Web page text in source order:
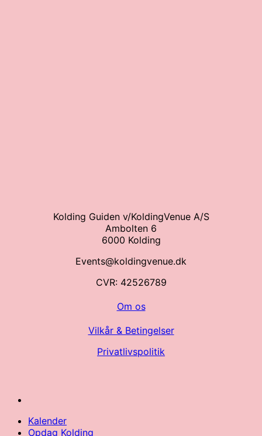
Kolding Guiden v/KoldingVenue A/S
Ambolten 6
6000 Kolding
Events@koldingvenue.dk
CVR: 42526789
Om os
Vilkår & Betingelser
Privatlivspolitik
Kalender
Opdag Kolding